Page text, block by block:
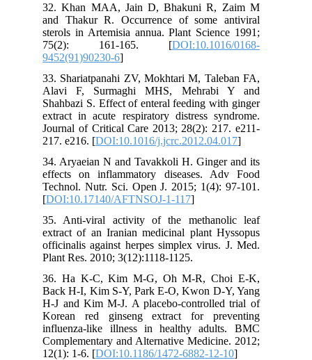
32. Khan MAA, Jain D, Bhakuni R, Zaim M
and Thakur R. Occurrence of some antiviral
sterols in Artemisia annua. Plant Science 1991;
75(2): 161-165. [DOI:10.1016/0168-
9452(91)90230-6
33. Shariatpanahi ZV, Mokhtari M, Taleban FA,
Alavi F, Surmaghi MHS, Mehrabi Y and
Shahbazi S. Effect of enteral feeding with ginger
extract in acute respiratory distress syndrome.
Journal of Critical Care 2013; 28(2): 217. e211-
217. e216. [DOI:10.1016/j.jcrc.2012.04.017
34. Aryaeian N and Tavakkoli H. Ginger and its
effects on inflammatory diseases. Adv Food
Technol. Nutr. Sci. Open J. 2015; 1(4): 97-101.
[DOI:10.17140/AFTNSOJ-1-117
35. Anti-viral activity of the methanolic leaf
extract of an Iranian medicinal plant Hyssopus
officinalis against herpes simplex virus. J. Med.
Plant Res. 2010; 3(12):1118-1125.
36. Ha K-C, Kim M-G, Oh M-R, Choi E-K,
Back H-I, Kim S-Y, Park E-O, Kwon D-Y, Yang
H-J and Kim M-J. A placebo-controlled trial of
Korean red ginseng extract for preventing
influenza-like illness in healthy adults. BMC
Complementary and Alternative Medicine. 2012;
12(1): 1-6. [DOI:10.1186/1472-6882-12-10